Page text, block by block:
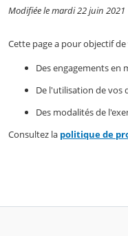
Modifiée le mardi 22 juin 2021
Cette page a pour objectif
Des engagements en
De l'utilisation de vos
Des modalités de
Consultez la politique de